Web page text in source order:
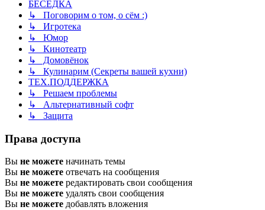
БЕСЕДКА
↳ Поговорим о том, о сём :)
↳ Игротека
↳ Юмор
↳ Кинотеатр
↳ Домовёнок
↳ Кулинарим (Секреты вашей кухни)
ТЕХ.ПОДДЕРЖКА
↳ Решаем проблемы
↳ Альтернативный софт
↳ Защита
Права доступа
Вы не можете начинать темы
Вы не можете отвечать на сообщения
Вы не можете редактировать свои сообщения
Вы не можете удалять свои сообщения
Вы не можете добавлять вложения